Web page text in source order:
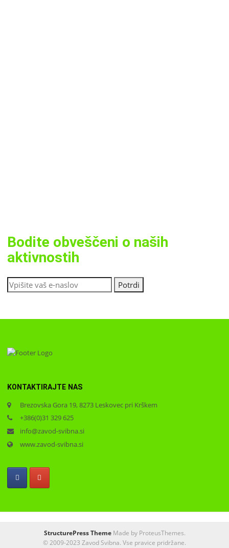
Bodite obveščeni o naših
aktivnostih
KONTAKTIRAJTE NAS
Brezovska Gora 19, 8273 Leskovec pri Krškem
+386(0)31 329 625
info@zavod-svibna.si
www.zavod-svibna.si
StructurePress ThemeMade by ProteusThemes.
© 2009-2023 Zavod Svibna. Vse pravice pridržane.